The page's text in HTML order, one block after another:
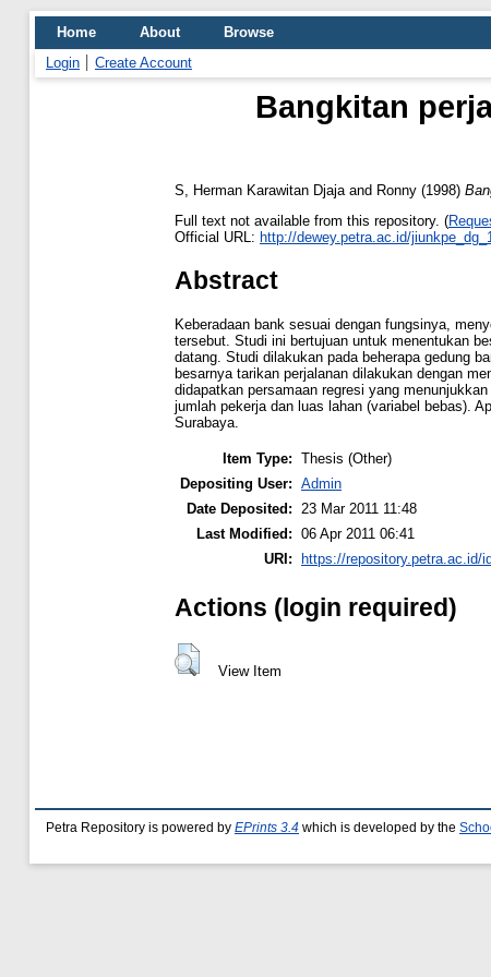
Home About
Browse
Login
Create Account
Bangkitan
S, Herman Karawitan Djaja and Ronny (1998)
Full text not available from this repository. (
Official URL: http://dewey.petra.ac.id/
Abstract
Keberadaan bank sesuai dengan fungsinya,
tersebut. Studi ini bertujuan untuk menentukan
datang. Studi dilakukan pada beherapa gedung
besarnya tarikan perjalanan dilakukan dengan
didapatkan persamaan regresi yang
jumlah pekerja dan luas lahan (variabel bebas).
Surabaya.
Item Type: Thesis (Other)
Depositing User: Admin
Date Deposited:
23 Mar 2011 11:48
Last Modified: 06 Apr 2011 06:41
URI: https://repository.petra.ac.id/
Actions (login required)
View Item
Petra Repository is powered by EPrints 3.4 which is developed by the